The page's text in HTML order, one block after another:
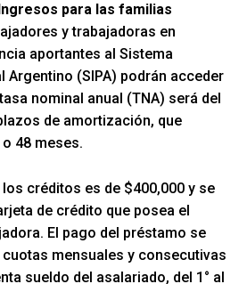
para las familias
y trabajadoras en
aportantes al Sistema
Argentino (SIPA) podrán acceder
nominal anual (TNA) será del
de amortización, que
48 meses.
créditos es de $400,000 y se
de crédito que posea el
El pago del préstamo se
mensuales y consecutivas
sueldo del asalariado, del 1° al